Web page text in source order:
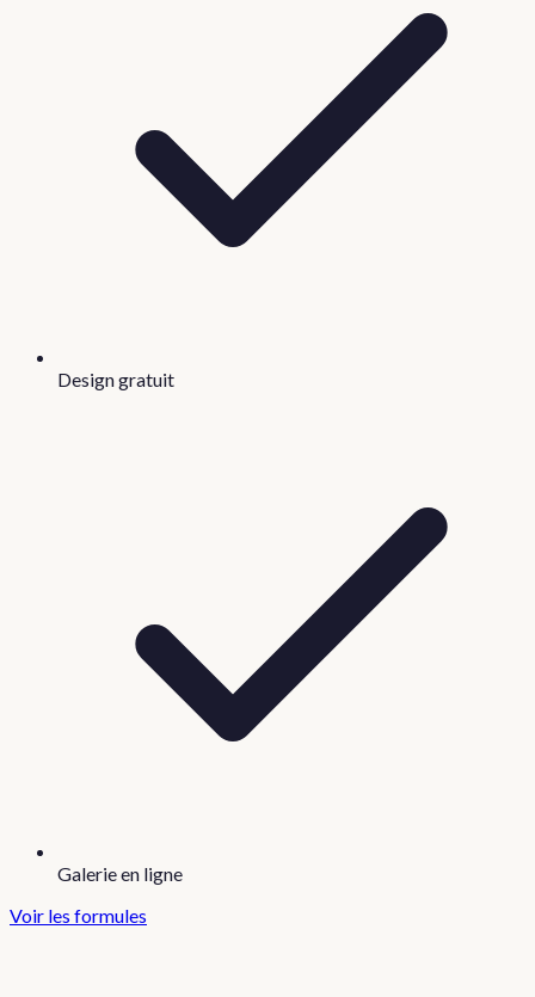
Design gratuit
Galerie en ligne
Voir les formules